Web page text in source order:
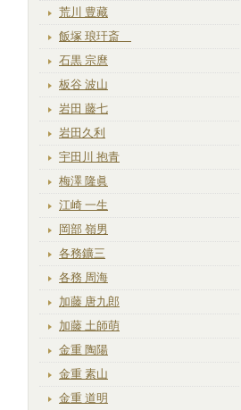
荒川 豊藏
飯塚 琅玕斎
石黒 宗麿
板谷 波山
岩田 藤七
岩田久利
宇田川 抱青
梅澤 隆眞
江崎 一生
岡部 嶺男
各務鑛三
各務 周海
加藤 唐九郎
加藤 土師萌
金重 陶陽
金重 素山
金重 道明